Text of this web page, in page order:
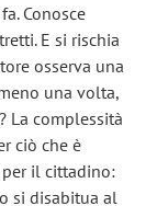
Conosce
E si rischia
osserva una
una volta,
La complessità
ciò che è
il cittadino:
si disabitua al